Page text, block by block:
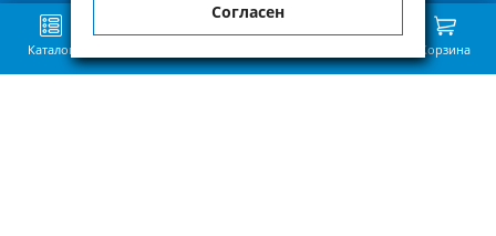
Каталог Корзина
Согласен